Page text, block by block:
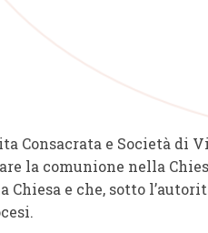
Consacrata e Società di
la comunione nella
e che, sotto